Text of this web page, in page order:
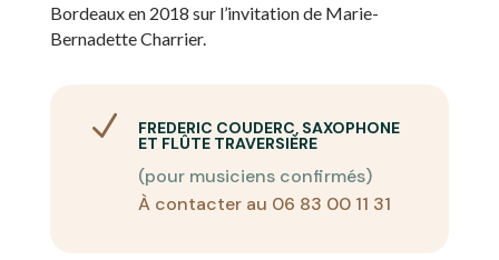
Bordeaux en 2018 sur l’invitation de Marie-
Bernadette Charrier.
N FREDERIC COUDERC, SAXOPHONE
ET FLÛTE TRAVERSIÈRE
(pour musiciens confirmés)
À contacter au 06 83 00 11 31